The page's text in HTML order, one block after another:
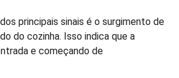
principais sinais é o surgimento de
do cozinha. Isso indica que a
e começando de